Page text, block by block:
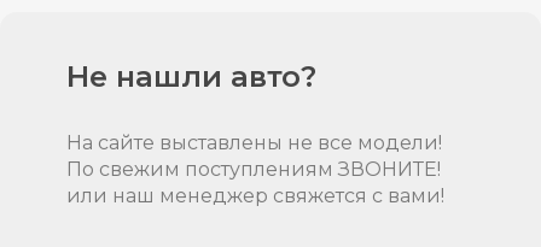
Не нашли авто?
На сайте выставлены не все модели!
По свежим поступлениям ЗВОНИТЕ!
или наш менеджер свяжется с вами!